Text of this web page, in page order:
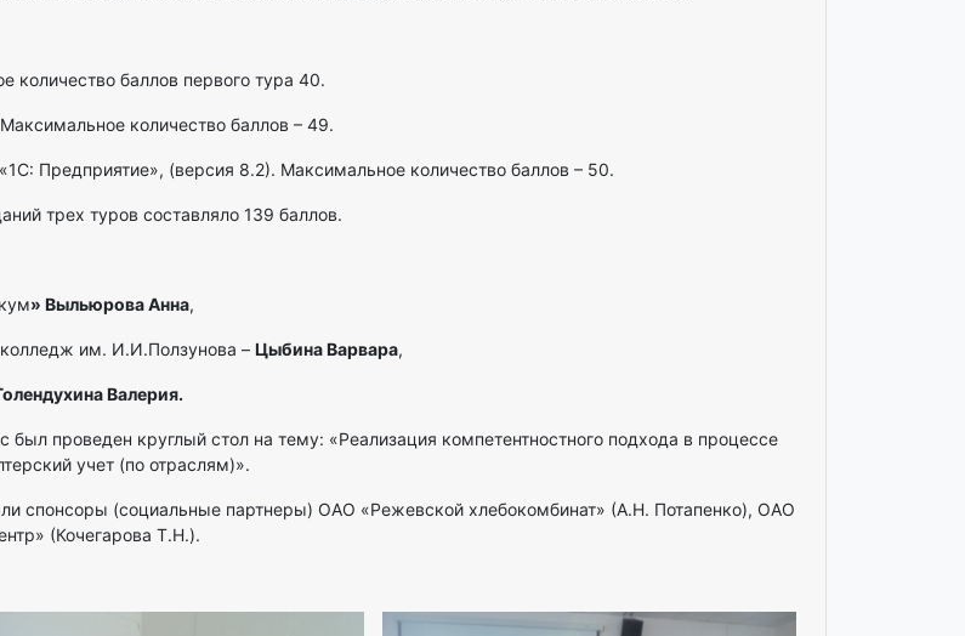
количество баллов первого тура 40.
количество баллов – 49.
Предприятие», (версия 8.2). Максимальное количество баллов – 50.
трех туров составляло 139 баллов.
» Выльюрова Анна,
им. И.И.Ползунова – Цыбина Варвара,
Валерия.
проведен круглый стол на тему: «Реализация компетентностного подхода в процессе
учет (по отраслям)».
спонсоры (социальные партнеры) ОАО «Режевской хлебокомбинат» (А.Н. Потапенко), ОАО
(Кочегарова Т.Н.).